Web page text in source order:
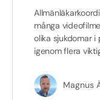
många
olika sjukdomar i
igenom flera
Magnus